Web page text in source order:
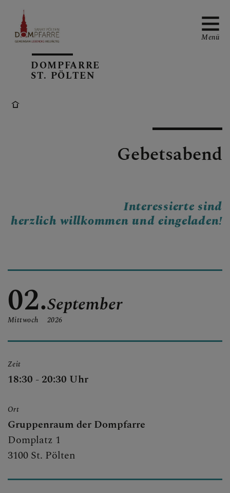
SONNTAGSBLATT
GOTTESDIENSTORDNUN
G
KONTAKT
KINDER UND FAMILIEN
DOM AKTUELL
DOMPFARRE
ST. PÖLTEN
Menü
Gebetsabend
Interessierte sind
herzlich willkommen und eingeladen!
02.
Mittwoch
September
2026
Zeit
18:30 - 20:30 Uhr
Ort
Gruppenraum der Dompfarre
Domplatz 1
3100 St. Pölten